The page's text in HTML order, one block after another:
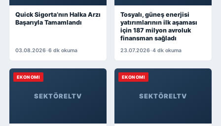
Quick Sigorta’nın Halka Arzı
Başarıyla Tamamlandı
03.08.2026•6 dk okuma
Tosyalı, güneş enerjisi
yatırımlarının ilk aşaması
için 187 milyon avroluk
finansman sağladı
23.07.2026•4 dk okuma
SEKTÖRELTV
EKONOMI
SEKTÖRELTV
EKONOMI